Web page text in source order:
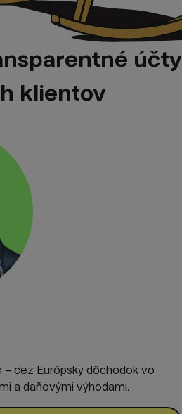
účty
klientov
– cez Európsky dôchodok vo
a daňovými výhodami.